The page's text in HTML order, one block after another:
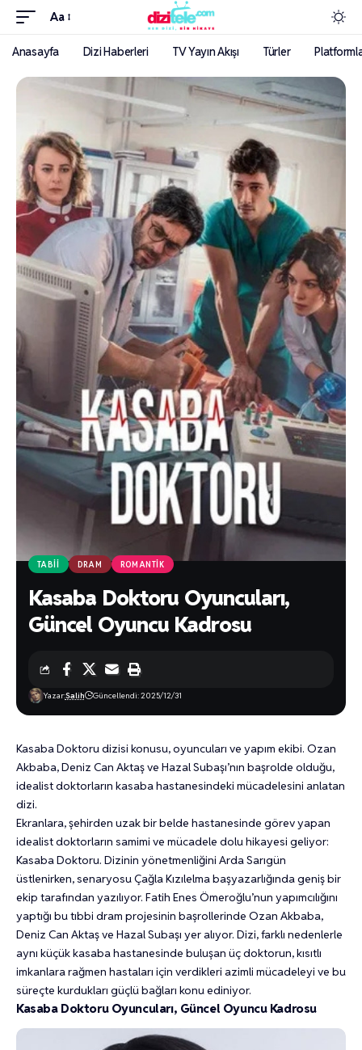
Aa
Anasayfa Dizi Haberleri TV Yayın Akışı Türler
TABII DRAM ROMANTIK
Kasaba Doktoru Oyuncuları,
Güncel Oyuncu Kadrosu
Yazar:Salih Güncellendi: 2025/12/31
Kasaba Doktoru dizisi konusu, oyuncuları ve yapım ekibi. Ozan
Akbaba, Deniz Can Aktaş ve Hazal Subaşı’nın başrolde olduğu,
idealist doktorların kasaba hastanesindeki mücadelesini anlatan
dizi.
Ekranlara, şehirden uzak bir belde hastanesinde görev yapan
idealist doktorların samimi ve mücadele dolu hikayesi geliyor:
Kasaba Doktoru. Dizinin yönetmenliğini Arda Sarıgün
üstlenirken, senaryosu Çağla Kızılelma başyazarlığında geniş bir
ekip tarafından yazılıyor. Fatih Enes Ömeroğlu’nun yapımcılığını
yaptığı bu tıbbi dram projesinin başrollerinde Ozan Akbaba,
Deniz Can Aktaş ve Hazal Subaşı yer alıyor. Dizi, farklı nedenlerle
aynı küçük kasaba hastanesinde buluşan üç doktorun, kısıtlı
imkanlara rağmen hastaları için verdikleri azimli mücadeleyi ve bu
süreçte kurdukları güçlü bağları konu ediniyor.
Kasaba Doktoru Oyuncuları, Güncel Oyuncu Kadrosu